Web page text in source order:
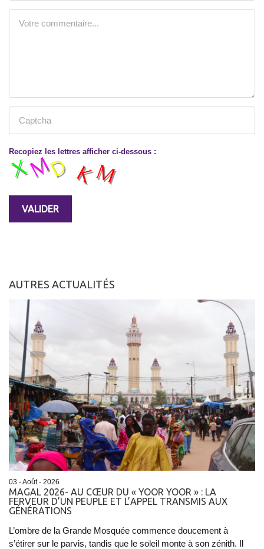
Recopiez les lettres afficher ci-dessous :
AUTRES ACTUALITÉS
03 - Août - 2026
MAGAL 2026- AU CŒUR DU « YOOR YOOR » : LA
FERVEUR D’UN PEUPLE ET L’APPEL TRANSMIS AUX
GÉNÉRATIONS
L’ombre de la Grande Mosquée commence doucement à
s’étirer sur le parvis, tandis que le soleil monte à son zénith. Il